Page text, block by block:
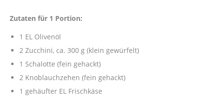
Zutaten für 1 Portion:
1 EL Olivenöl
2 Zucchini, ca. 300 g (klein gewürfelt)
1 Schalotte (fein gehackt)
2 Knoblauchzehen (fein gehackt)
1 gehäufter EL Frischkäse